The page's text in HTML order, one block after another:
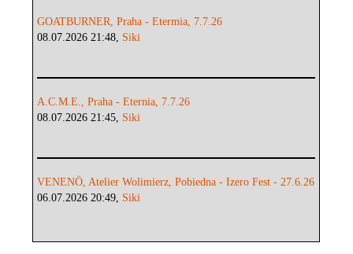
GOATBURNER, Praha - Etermia, 7.7.26
08.07.2026 21:48, Siki
A.C.M.E., Praha - Eternia, 7.7.26
08.07.2026 21:45, Siki
VENENÖ, Atelier Wolimierz, Pobiedna - Izero Fest - 27.6.26
06.07.2026 20:49, Siki